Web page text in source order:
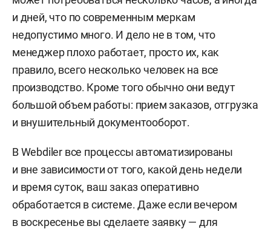
и дней, что по современным меркам
недопустимо много. И дело не в том, что
менеджер плохо работает, просто их, как
правило, всего несколько человек на все
производство. Кроме того обычно они ведут
большой объем работы: прием заказов, отгрузка
и внушительный документооборот.
В Webdiler все процессы автоматизированы
и вне зависимости от того, какой день недели
и время суток, ваш заказ оперативно
обработается в системе. Даже если вечером
в воскресенье вы сделаете заявку — для